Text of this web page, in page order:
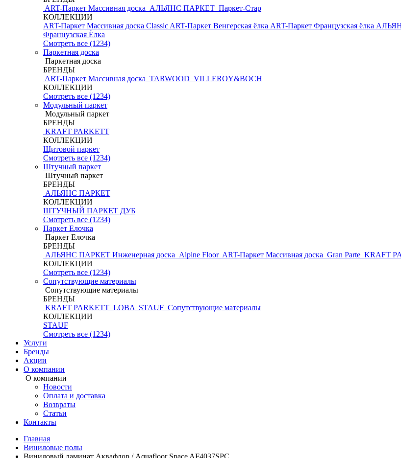
ART-Паркет Массивная доска АЛЬЯНС ПАРКЕТ Паркет-Стар
КОЛЛЕКЦИИ
ART-Паркет Массивная доска Classic ART-Паркет Венгерская ёлка ART-Паркет Французская ёлка
Французская Ёлка
Смотреть все (1234)
Паркетная доска
Паркетная доска
БРЕНДЫ
ART-Паркет Массивная доска TARWOOD VILLEROY&BOCH
КОЛЛЕКЦИИ
Смотреть все (1234)
Модульный паркет
Модульный паркет
БРЕНДЫ
KRAFT PARKETT
КОЛЛЕКЦИИ
Щитовой паркет
Смотреть все (1234)
Штучный паркет
Штучный паркет
БРЕНДЫ
АЛЬЯНС ПАРКЕТ
КОЛЛЕКЦИИ
ШТУЧНЫЙ ПАРКЕТ ДУБ
Смотреть все (1234)
Паркет Елочка
Паркет Елочка
БРЕНДЫ
АЛЬЯНС ПАРКЕТ Инженерная доска Alpine Floor ART-Паркет Массивная доска Gran Parte KRAFT
КОЛЛЕКЦИИ
Смотреть все (1234)
Сопутствующие материалы
Сопутствующие материалы
БРЕНДЫ
KRAFT PARKETT LOBA STAUF Сопутствующие материалы
КОЛЛЕКЦИИ
STAUF
Смотреть все (1234)
Услуги
Бренды
Акции
О компании
О компании
Новости
Оплата и доставка
Возвраты
Статьи
Контакты
Главная
Виниловые полы
Виниловый ламинат Аквафлор / Aquafloor Space AF4037SPC